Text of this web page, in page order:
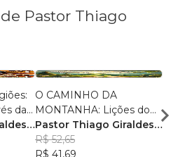
Pastor Thiago
da
O CAMINHO DA
MONTANHA: Lições do
Sermão de Jesus
Pastor Thiago Giraldes
Sanchez
R$ 52,65
R$ 41,69
O
no